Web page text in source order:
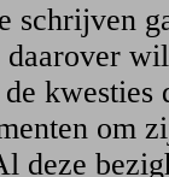
schrijven
om
deze